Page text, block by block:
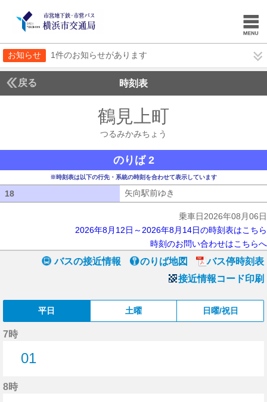
お知らせ 1件のお知らせがあります
戻る 時刻表
鶴見上町
つるみかみちょう
のりば 2
※時刻表は以下の行先・系統の時刻を合わせて表示しています
18 矢向駅前ゆき
乗車日2026年08月06日
2026年8月12日～2026年8月14日の時刻表はこちら
時刻のお問い合わせはこちらへ
バスの接近情報 のりば地図
バス停時刻表
接近情報コード印刷
平日 土曜 日曜/祝日
7時
01
8時